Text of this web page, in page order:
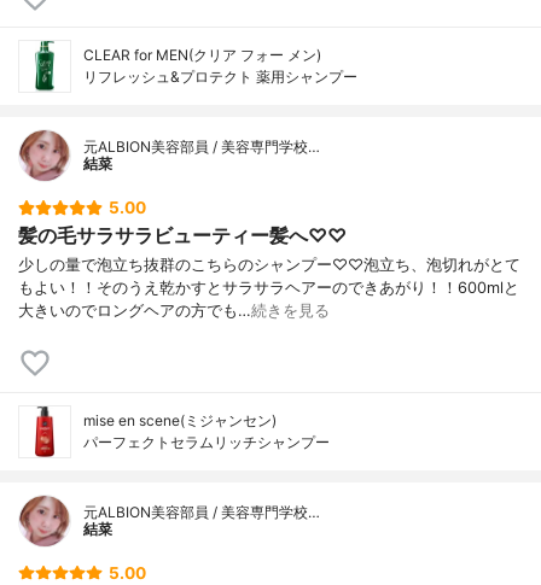
CLEAR for MEN(クリア フォー メン)
リフレッシュ&プロテクト 薬用シャンプー
元ALBION美容部員 / 美容専門学校…
結菜
5.00
髪の毛サラサラビューティー髪へ♡♡
少しの量で泡立ち抜群のこちらのシャンプー♡♡泡立ち、泡切れがとて
もよい！！そのうえ乾かすとサラサラヘアーのできあがり！！600mlと
大きいのでロングヘアの方でも…続きを見る
mise en scene(ミジャンセン)
パーフェクトセラムリッチシャンプー
元ALBION美容部員 / 美容専門学校…
結菜
5.00